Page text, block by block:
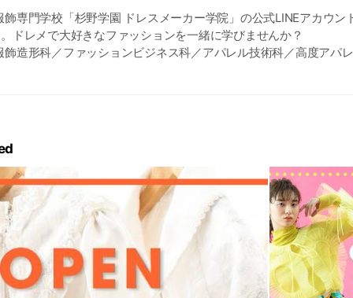
専門学校「杉野学園 ドレスメーカー学院」の公式LINEアカウン
ドレメで大好きなファッションを一緒に学びませんか？
飾造形科／ファッションビジネス科／アパレル技術科／高度アパ